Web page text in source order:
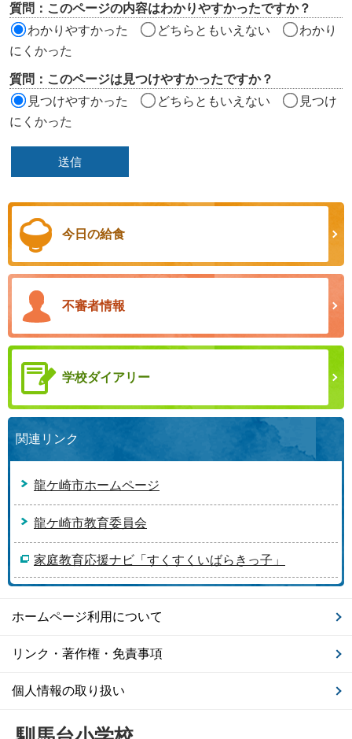
ア
質問：このページの内容はわかりやすかったですか？
わかりやすかった
どちらともいえない
わかり
にくかった
質問：このページは見つけやすかったですか？
見つけやすかった
どちらともいえない
見つけ
にくかった
今日の給食
不審者情報
学校ダイアリー
関連リンク
龍ケ崎市ホームページ
龍ケ崎市教育委員会
家庭教育応援ナビ「すくすくいばらきっ子」
ホームページ利用について
リンク・著作権・免責事項
個人情報の取り扱い